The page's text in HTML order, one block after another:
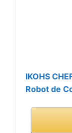
IKOHS
Robot de